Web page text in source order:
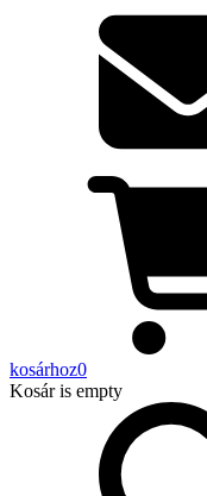
kosárhoz0
Kosáris empty